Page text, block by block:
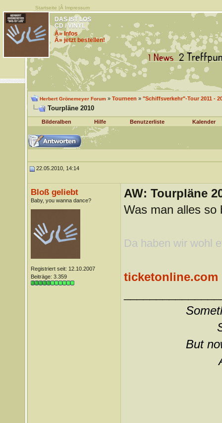
Startseite |Â Impressum
DAS IST LOS
CD / VINYL
Â» Infos
Â» jetzt bestellen!
Herbert Grönemeyer Forum» Tourneen » "Schiffsverkehr"-Tour 2011 -
Tourpläne 2010
Bilderalben Hilfe Benutzerliste Kalender
22.05.2010, 14:14
Bloß geliebt
Baby, you wanna dance?
Registriert seit: 12.10.2007
Beiträge: 3.359
AW: Tourpläne
Was man alles
Da haben wir wohl
ticketonline.com
But